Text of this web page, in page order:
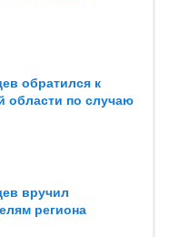
обратился к
области по случаю
вручил
региона